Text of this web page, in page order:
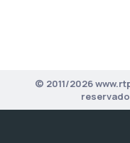
© 2011/2026